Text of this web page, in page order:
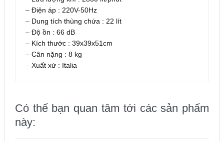
– Điện áp : 220V-50Hz
– Dung tích thùng chứa : 22 lít
– Độ ồn : 66 dB
– Kích thước : 39x39x51cm
– Cân nặng : 8 kg
– Xuất xứ : Italia
Có thể bạn quan tâm tới các sản phẩm
này: